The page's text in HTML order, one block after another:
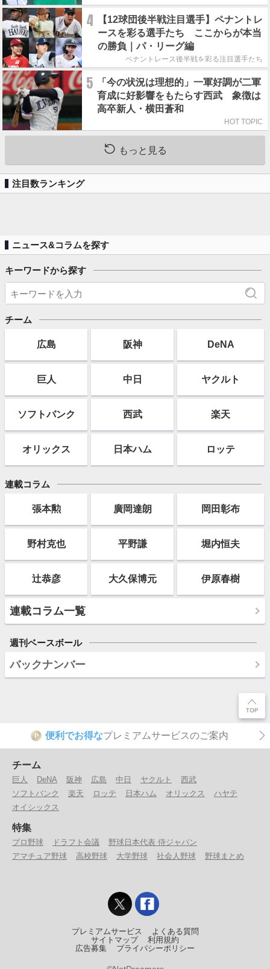
4
【12球団後半戦注目選手】ペナントレ
ースを彩る選手たち ここからが本当
の勝負｜パ・リーグ編
ペナントレース後半戦を彩る注目選手たち
5
「今の状況は理想的」一軍好調が二軍
育成に好影響をもたらす西武 象徴は
高卒新人・横田蒼和
HOT TOPIC
もっと見る
注目数ランキング
ニュース&コラムを探す
キーワードから探す
チーム
広島 阪神 DeNA
巨人 中日 ヤクルト
ソフトバンク 西武 楽天
オリックス 日本ハム ロッテ
連載コラム
張本勲 廣岡達朗 岡田彰布
野村克也 平野謙 堀内恒夫
辻恭彦 大久保博元 伊原春樹
連載コラム一覧
週刊ベースボール
バックナンバー
P 便利でお得なプレミアムサービスのご案内
チーム
巨人 DeNA 阪神 広島 中日 ヤクルト
西武
ソフトバンク
楽天 ロッテ 日本ハム オリックス
ハヤテ
オイシックス
特集
プロ野球 ドラフト会議
野球日本代表 侍ジャパン
アマチュア野球
高校野球 大学野球 社会人野球 野球まとめ
プレミアムサービス
よくある質問
サイトマップ
利用規約
広告募集
プライバシーポリシー